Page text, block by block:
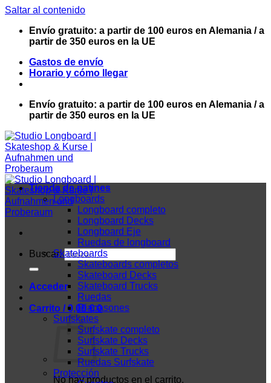
Saltar al contenido
Envío gratuito: a partir de 100 euros en Alemania / a
partir de 350 euros en la UE
Gastos de envío
Horario y cómo llegar
Envío gratuito: a partir de 100 euros en Alemania / a
partir de 350 euros en la UE
Buscar:
Acceder
Carrito /0,00€ 0
No hay productos en el carrito.
Tienda de patines
Longboards
Longboard completo
Longboard Decks
Longboard Eje
Ruedas de longboard
Skateboards
Skateboards completos
Skateboard Decks
Skateboard Trucks
Ruedas
Diapasones
Surfskates
Surfskate completo
Surfskate Decks
Surfskate Trucks
Ruedas Surfskate
Protección